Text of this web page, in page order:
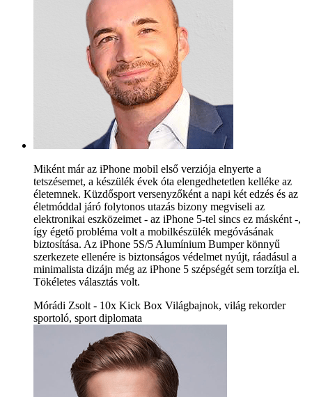
Miként már az iPhone mobil első verziója elnyerte a
tetszésemet, a készülék évek óta elengedhetetlen kelléke az
életemnek. Küzdősport versenyzőként a napi két edzés és az
életmóddal járó folytonos utazás bizony megviseli az
elektronikai eszközeimet - az iPhone 5-tel sincs ez másként -,
így égető probléma volt a mobilkészülék megóvásának
biztosítása. Az iPhone 5S/5 Alumínium Bumper könnyű
szerkezete ellenére is biztonságos védelmet nyújt, ráadásul a
minimalista dizájn még az iPhone 5 szépségét sem torzítja el.
Tökéletes választás volt.
Mórádi Zsolt - 10x Kick Box Világbajnok, világ rekorder
sportoló, sport diplomata